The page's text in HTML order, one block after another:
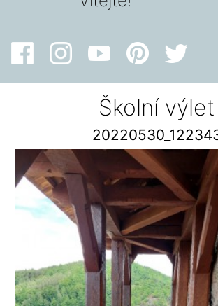
Školní výlet